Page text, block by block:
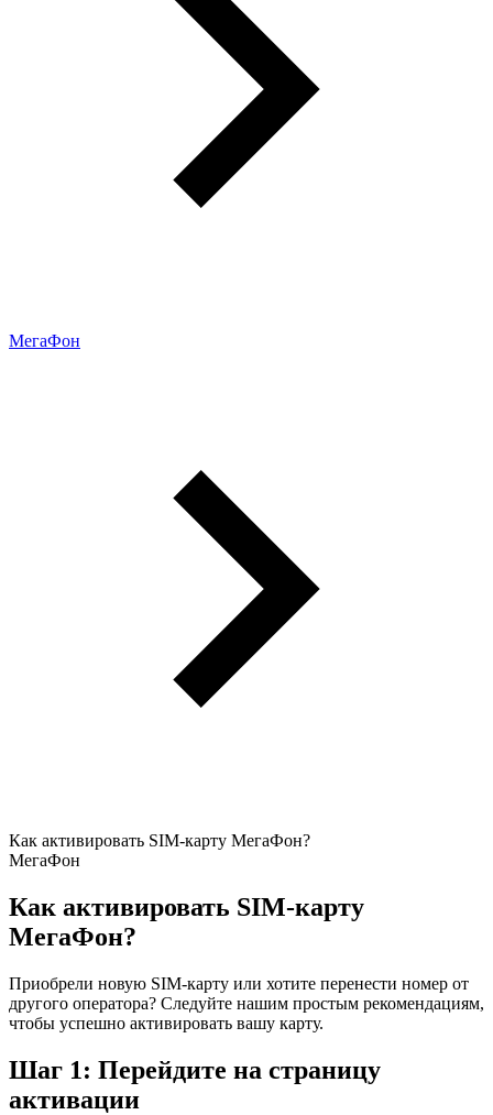
МегаФон
Как активировать SIM-карту МегаФон?
МегаФон
Как активировать SIM-карту
МегаФон?
Приобрели новую SIM-карту или хотите перенести номер от
другого оператора? Следуйте нашим простым рекомендациям,
чтобы успешно активировать вашу карту.
Шаг 1: Перейдите на страницу
активации